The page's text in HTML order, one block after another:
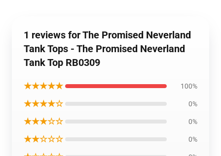
1 reviews for The Promised Neverland
Tank Tops - The Promised Neverland
Tank Top RB0309
★★★★★ 100%
★★★★☆ 0%
★★★☆☆ 0%
★★☆☆☆ 0%